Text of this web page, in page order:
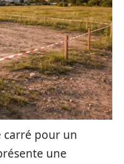
carré pour un
une